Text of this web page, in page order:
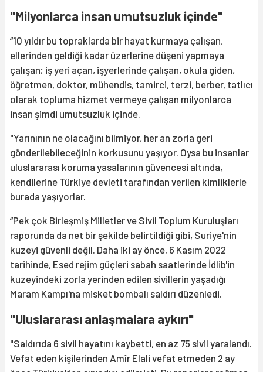
"Milyonlarca insan umutsuzluk içinde"
“10 yıldır bu topraklarda bir hayat kurmaya çalışan,
ellerinden geldiği kadar üzerlerine düşeni yapmaya
çalışan; iş yeri açan, işyerlerinde çalışan, okula giden,
öğretmen, doktor, mühendis, tamirci, terzi, berber, tatlıcı
olarak topluma hizmet vermeye çalışan milyonlarca
insan şimdi umutsuzluk içinde.
"Yarınının ne olacağını bilmiyor, her an zorla geri
gönderilebileceğinin korkusunu yaşıyor. Oysa bu insanlar
uluslararası koruma yasalarının güvencesi altında,
kendilerine Türkiye devleti tarafından verilen kimliklerle
burada yaşıyorlar.
“Pek çok Birleşmiş Milletler ve Sivil Toplum Kuruluşları
raporunda da net bir şekilde belirtildiği gibi, Suriye'nin
kuzeyi güvenli değil. Daha iki ay önce, 6 Kasım 2022
tarihinde, Esed rejim güçleri sabah saatlerinde İdlib'in
kuzeyindeki zorla yerinden edilen sivillerin yaşadığı
Maram Kampı'na misket bombalı saldırı düzenledi.
"Uluslararası anlaşmalara aykırı"
"Saldırıda 6 sivil hayatını kaybetti, en az 75 sivil yaralandı.
Vefat eden kişilerinden Amîr Elali vefat etmeden 2 ay